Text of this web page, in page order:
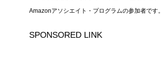
Amazonアソシエイト・プログラムの参加者です。
SPONSORED LINK